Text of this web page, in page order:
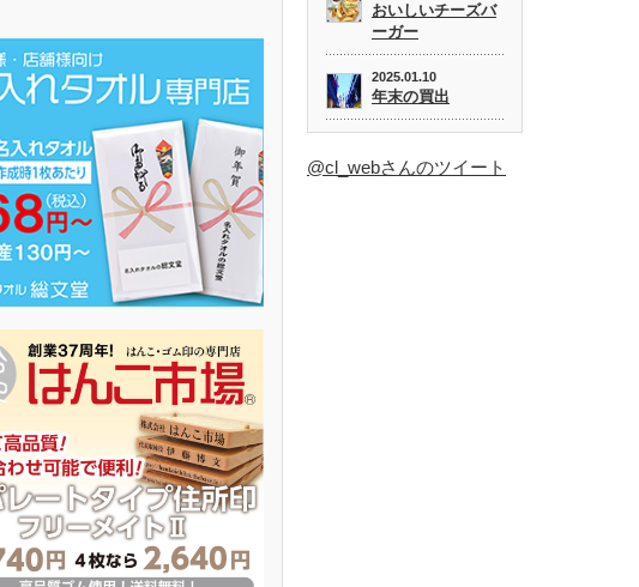
おいしいチーズバ
ーガー
2025.01.10
年末の買出
@cl_webさんのツイート